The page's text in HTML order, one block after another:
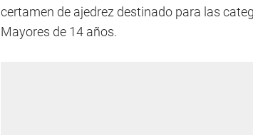
certamen de ajedrez destinado para las
Mayores de 14 años.